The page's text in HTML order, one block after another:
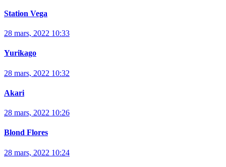
Station Vega
28 mars, 2022 10:33
Yurikago
28 mars, 2022 10:32
Akari
28 mars, 2022 10:26
Blond Flores
28 mars, 2022 10:24